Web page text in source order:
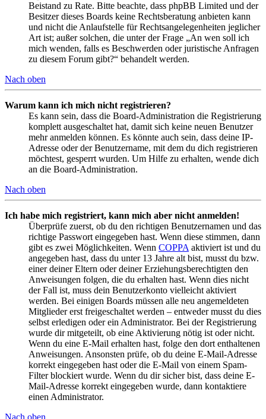
Beistand zu Rate. Bitte beachte, dass phpBB Limited und der
Besitzer dieses Boards keine Rechtsberatung anbieten kann
und nicht die Anlaufstelle für Rechtsangelegenheiten jeglicher
Art ist; außer solchen, die unter der Frage „An wen soll ich
mich wenden, falls es Beschwerden oder juristische Anfragen
zu diesem Forum gibt?“ behandelt werden.
Nach oben
Warum kann ich mich nicht registrieren?
Es kann sein, dass die Board-Administration die Registrierung
komplett ausgeschaltet hat, damit sich keine neuen Benutzer
mehr anmelden können. Es könnte auch sein, dass deine IP-
Adresse oder der Benutzername, mit dem du dich registrieren
möchtest, gesperrt wurden. Um Hilfe zu erhalten, wende dich
an die Board-Administration.
Nach oben
Ich habe mich registriert, kann mich aber nicht anmelden!
Überprüfe zuerst, ob du den richtigen Benutzernamen und das
richtige Passwort eingegeben hast. Wenn diese stimmen, dann
gibt es zwei Möglichkeiten. Wenn COPPA aktiviert ist und du
angegeben hast, dass du unter 13 Jahre alt bist, musst du bzw.
einer deiner Eltern oder deiner Erziehungsberechtigten den
Anweisungen folgen, die du erhalten hast. Wenn dies nicht
der Fall ist, muss dein Benutzerkonto vielleicht aktiviert
werden. Bei einigen Boards müssen alle neu angemeldeten
Mitglieder erst freigeschaltet werden – entweder musst du dies
selbst erledigen oder ein Administrator. Bei der Registrierung
wurde dir mitgeteilt, ob eine Aktivierung nötig ist oder nicht.
Wenn du eine E-Mail erhalten hast, folge den dort enthaltenen
Anweisungen. Ansonsten prüfe, ob du deine E-Mail-Adresse
korrekt eingegeben hast oder die E-Mail von einem Spam-
Filter blockiert wurde. Wenn du dir sicher bist, dass deine E-
Mail-Adresse korrekt eingegeben wurde, dann kontaktiere
einen Administrator.
Nach oben